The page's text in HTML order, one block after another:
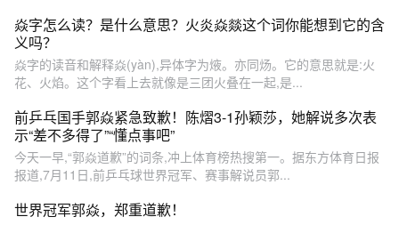
焱字怎么读？是什么意思？火炎焱燚这个词你能想到它的含
义吗？
焱字的读音和解释焱(yàn),异体字为焲。亦同炀。它的意思就是:火
花、火焰。这个字看上去就像是三团火叠在一起,是...
前乒乓国手郭焱紧急致歉！陈熠3-1孙颖莎，她解说多次表
示“差不多得了”“懂点事吧”
今天一早,“郭焱道歉”的词条,冲上体育榜热搜第一。据东方体育日报
报道,7月11日,前乒乓球世界冠军、赛事解说员郭...
世界冠军郭焱，郑重道歉！